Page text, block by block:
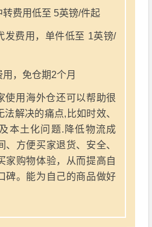
转费用低至 5英镑/件起
发费用，单件低至 1英镑/
，免仓期2个月
使用海外仓还可以帮助很
解决的痛点,比如时效、
本土化问题.降低物流成
、方便买家退货、安全、
家购物体验，从而提高自
碑。能为自己的商品做好